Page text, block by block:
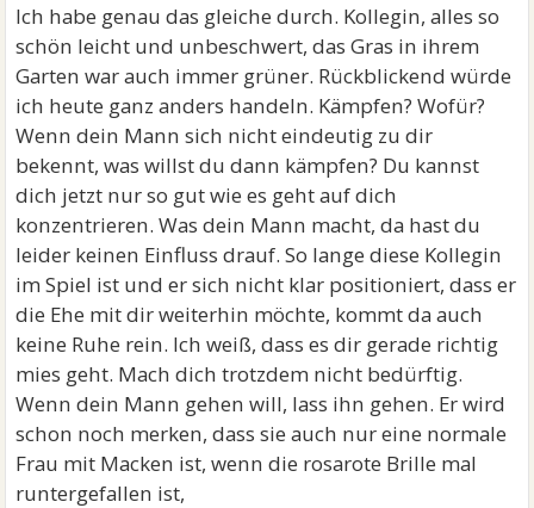
Ich habe genau das gleiche durch. Kollegin, alles so
schön leicht und unbeschwert, das Gras in ihrem
Garten war auch immer grüner. Rückblickend würde
ich heute ganz anders handeln. Kämpfen? Wofür?
Wenn dein Mann sich nicht eindeutig zu dir
bekennt, was willst du dann kämpfen? Du kannst
dich jetzt nur so gut wie es geht auf dich
konzentrieren. Was dein Mann macht, da hast du
leider keinen Einfluss drauf. So lange diese Kollegin
im Spiel ist und er sich nicht klar positioniert, dass er
die Ehe mit dir weiterhin möchte, kommt da auch
keine Ruhe rein. Ich weiß, dass es dir gerade richtig
mies geht. Mach dich trotzdem nicht bedürftig.
Wenn dein Mann gehen will, lass ihn gehen. Er wird
schon noch merken, dass sie auch nur eine normale
Frau mit Macken ist, wenn die rosarote Brille mal
runtergefallen ist,